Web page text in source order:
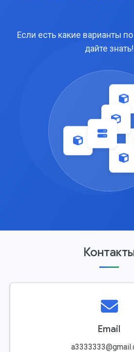
Если есть какие варианты
дайте знать!
Email